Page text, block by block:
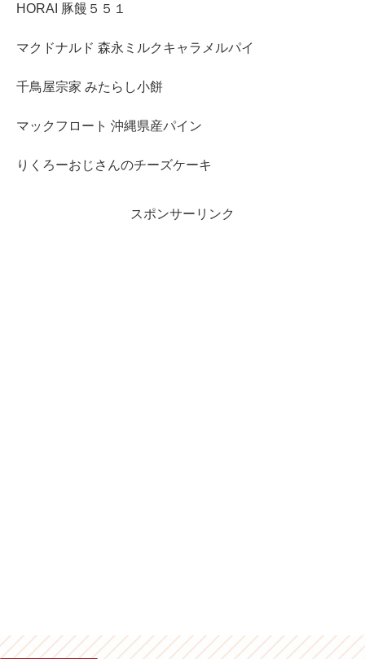
HORAI 豚饅５５１
マクドナルド 森永ミルクキャラメルパイ
千鳥屋宗家 みたらし小餅
マックフロート 沖縄県産パイン
りくろーおじさんのチーズケーキ
スポンサーリンク